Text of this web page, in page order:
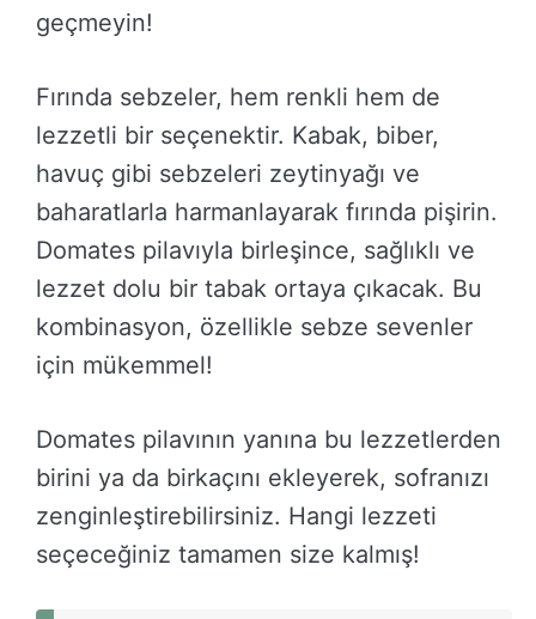
geçmeyin!
Fırında sebzeler, hem renkli hem de
lezzetli bir seçenektir. Kabak, biber,
havuç gibi sebzeleri zeytinyağı ve
baharatlarla harmanlayarak fırında pişirin.
Domates pilavıyla birleşince, sağlıklı ve
lezzet dolu bir tabak ortaya çıkacak. Bu
kombinasyon, özellikle sebze sevenler
için mükemmel!
Domates pilavının yanına bu lezzetlerden
birini ya da birkaçını ekleyerek, sofranızı
zenginleştirebilirsiniz. Hangi lezzeti
seçeceğiniz tamamen size kalmış!